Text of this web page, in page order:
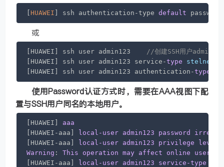
HUAWEI ] ssh authentication-type default
或
[HUAWEI] ssh user admin123
//创建SSH用户admin123
[HUAWEI] ssh user admin123 service-type
stelnet
[HUAWEI] ssh user admin123 authentication-type
使用Password认证方式时，需要在AAA视图下配
置与SSH用户同名的本地用户。
[HUAWEI]
aaa
[HUAWEI-aaa]
local-user admin123 password
[HUAWEI-aaa]
local-user admin123 privilege level
Warning : This operation may affect online users
[HUAWEI-aaa]
local-user admin123 service-type